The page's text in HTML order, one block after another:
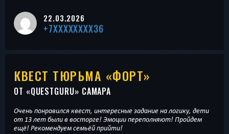
22.03.2026
+7XXXXXXXX36
КВЕСТ ТЮРЬМА «ФОРТ»
ОТ «QUESTGURU» САМАРА
Очень понравился квест, интересные задание на логику, дети
от 13 лет были в восторге! Эмоции переполняют! Пройдем
ещё! Рекомендуем семьёй прийти!